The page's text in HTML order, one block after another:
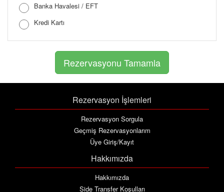
Banka Havalesi / EFT
Kredi Kartı
Rezervasyon İşlemleri
Rezervasyon Sorgula
Geçmiş Rezervasyonlarım
Üye Giriş/Kayıt
Hakkımızda
Hakkımızda
Side Transfer Koşulları